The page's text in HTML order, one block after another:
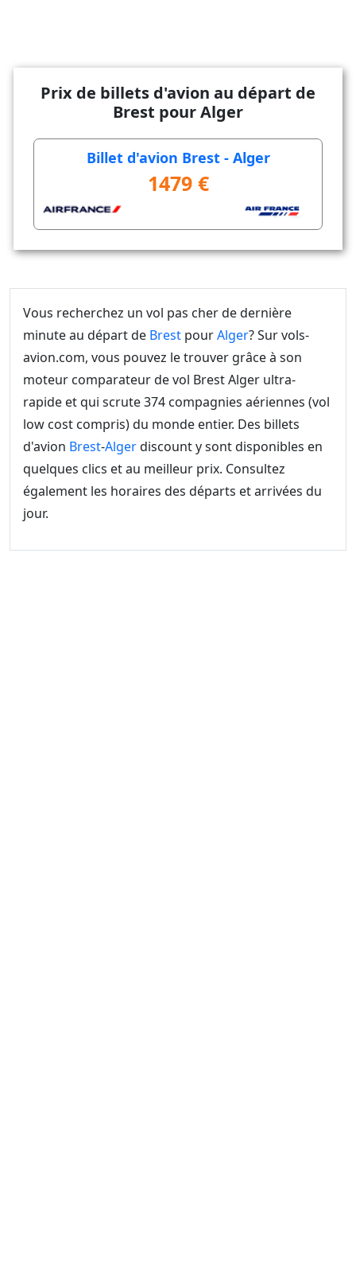
Prix de billets d'avion au départ de
Brest pour Alger
Billet d'avion Brest - Alger
1479 €
Vous recherchez un vol pas cher de dernière
minute au départ de Brest pourAlger? Sur vols-
avion.com, vous pouvez le trouver grâce à son
moteur comparateur de vol Brest Alger ultra-
rapide et qui scrute 374 compagnies aériennes (vol
low cost compris) du monde entier. Des billets
d'avion Brest-Algerdiscount y sont disponibles en
quelques clics et au meilleur prix. Consultez
également les horaires des départs et arrivées du
jour.